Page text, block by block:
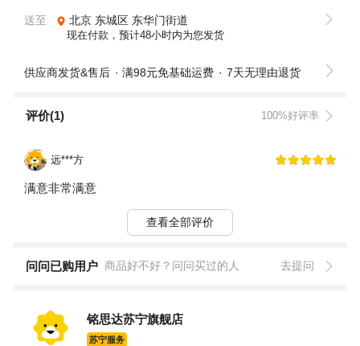
送至 北京 东城区 东华门街道
现在付款，预计48小时内为您发货
供应商发货&售后 满98元免基础运费 7天无理由退货
评价(1) 100%好评率
远***方
满意非常满意
查看全部评价
问问已购用户 商品好不好？问问买过的人 去提问
铭思达苏宁旗舰店
苏宁服务